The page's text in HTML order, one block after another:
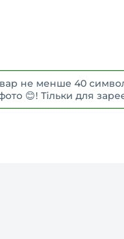
не менше 40
😊! Тільки для